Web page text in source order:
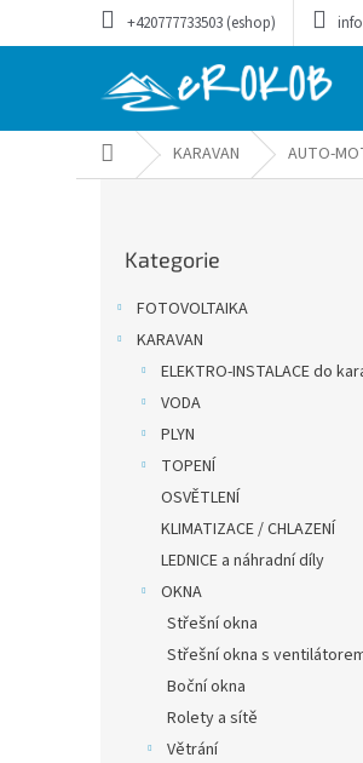
+420777733503 (eshop)
Domů KARAVAN AUTO-
kategorie
Kategorie
FOTOVOLTAIKA
KARAVAN
ELEKTRO-INSTALACE do
VODA
PLYN
TOPENÍ
OSVĚTLENÍ
KLIMATIZACE / CHLAZENÍ
LEDNICE a náhradní díly
OKNA
Střešní okna
Střešní okna s
Boční okna
Rolety a sítě
Větrání